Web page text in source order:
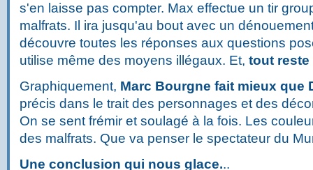
s'en laisse pas compter. Max effectue un tir
malfrats. Il ira jusqu'au bout avec un
découvre toutes les réponses aux questions
utilise même des moyens illégaux. Et, tout
Graphiquement, Marc Bourgne fait mieux que
précis dans le trait des personnages et des
On se sent frémir et soulagé à la fois. Les
des malfrats. Que va penser le spectateur du
Une conclusion qui nous glace...